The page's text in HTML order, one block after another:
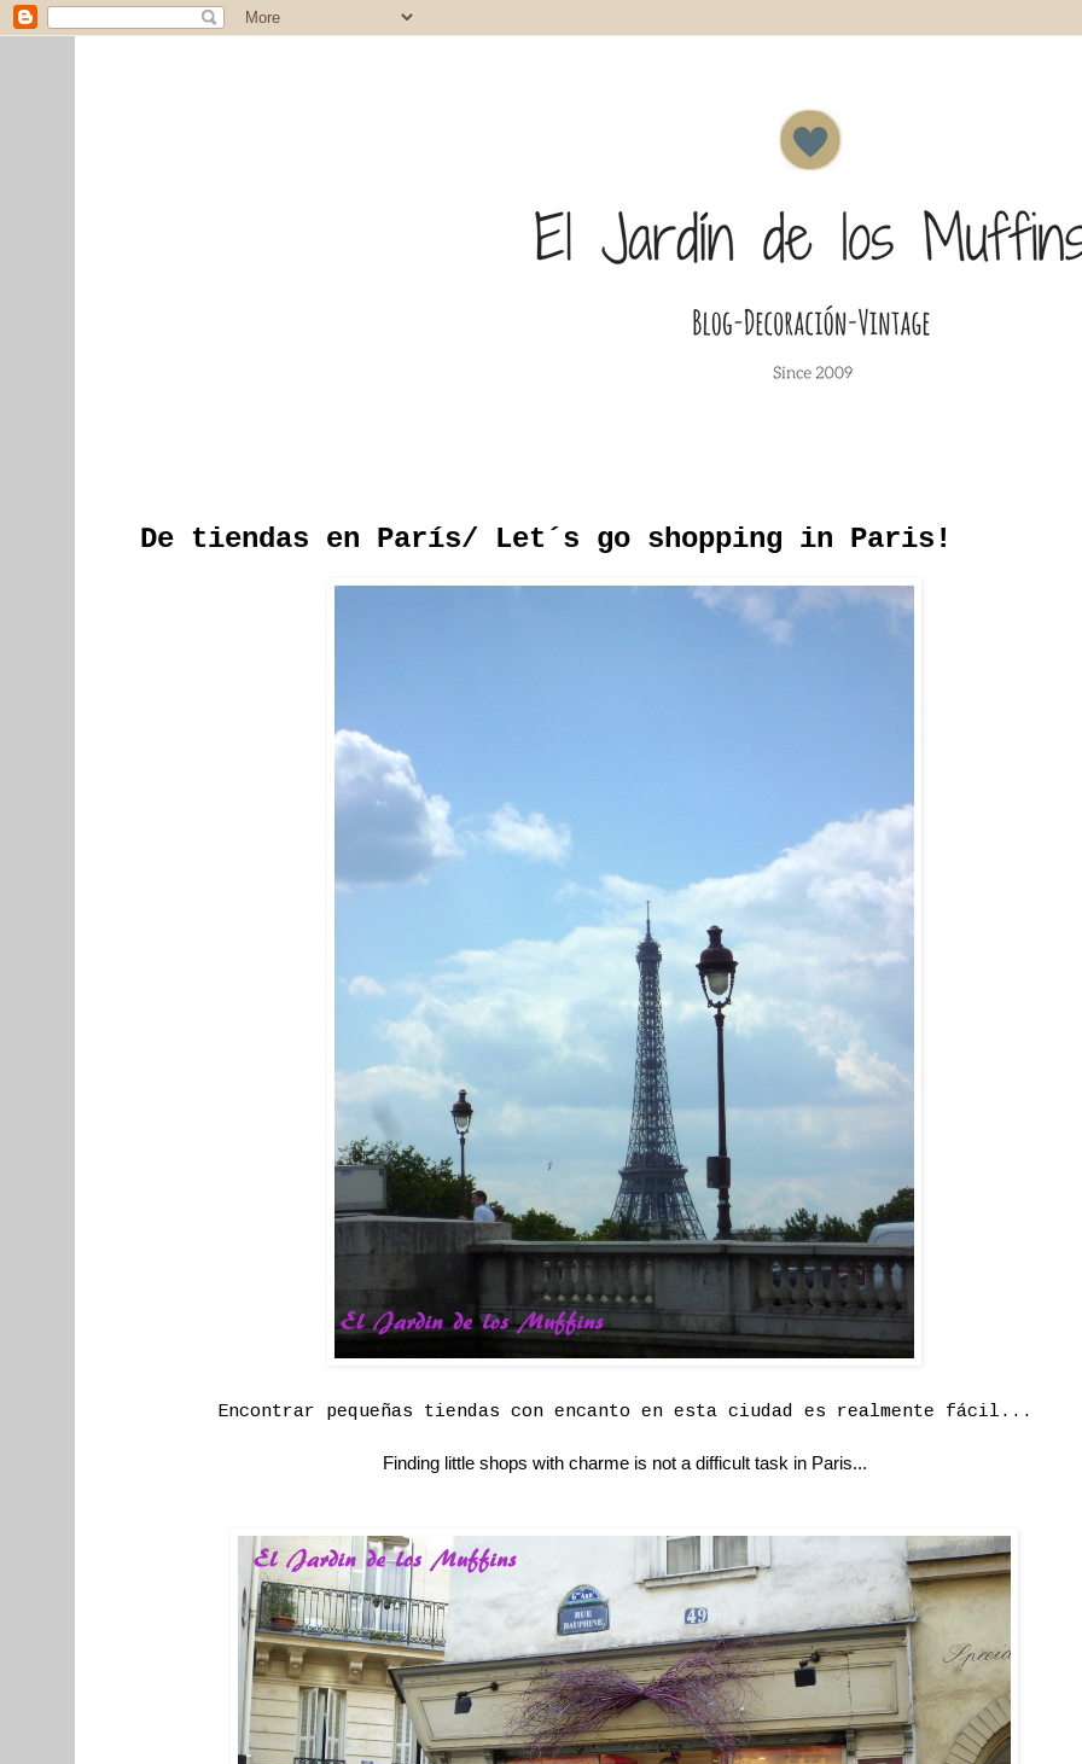
De tiendas en París/ Let´s go shopping in Paris!
Encontrar pequeñas tiendas con encanto en esta ciudad es realmente fácil...
Finding little shops with charme is not a difficult task in Paris...